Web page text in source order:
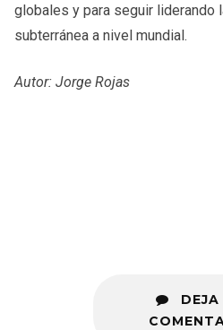
globales y para seguir liderando
subterránea a nivel mundial.
Autor: Jorge Rojas
DEJA